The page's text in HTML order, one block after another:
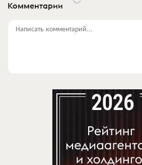
Комментарии
Написать комментарий...